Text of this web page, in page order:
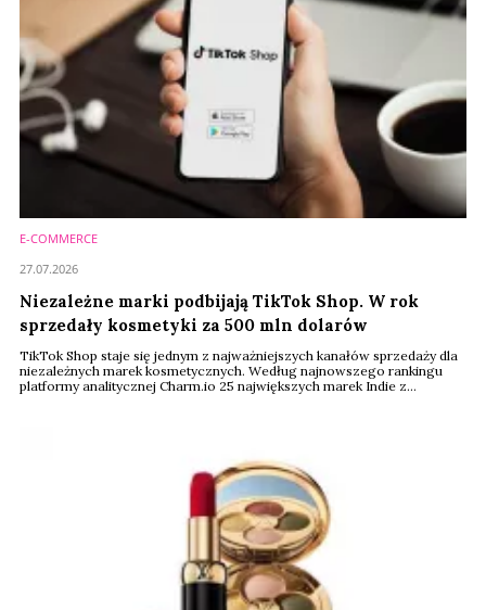
E-COMMERCE
Niezależne marki podbijają TikTok Shop. W rok
sprzedały kosmetyki za 500 mln dolarów
TikTok Shop staje się jednym z najważniejszych kanałów sprzedaży dla
niezależnych marek kosmetycznych. Według najnowszego rankingu
platformy analitycznej Charm.io 25 największych marek Indie z
27.07.2026